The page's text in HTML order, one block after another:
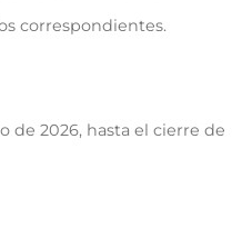
correspondientes.
de 2026, hasta el cierre de